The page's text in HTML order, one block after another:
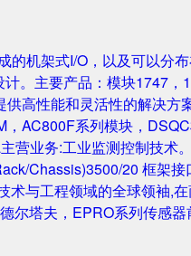
的机架式I/O，以及可以分
。主要产品：模块1747
高性能和灵活性的解决
AC800F系列模块，
营业务:工业监测控制技术
Chassis)3500/20 框架
术与工程领域的全球领袖,
尔塔夫，EPRO系列传感